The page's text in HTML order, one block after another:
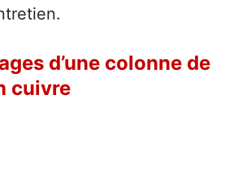
d’une colonne de
cuivre